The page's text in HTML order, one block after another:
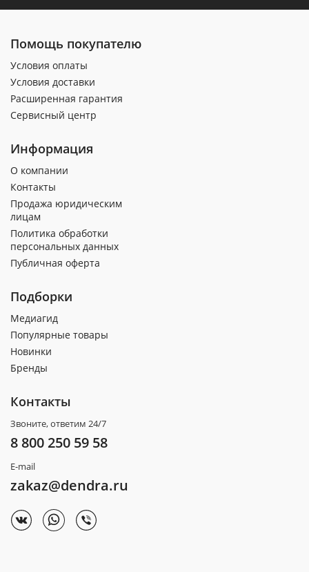
Помощь покупателю
Условия оплаты
Условия доставки
Расширенная гарантия
Сервисный центр
Информация
О компании
Контакты
Продажа юридическим
лицам
Политика обработки
персональных данных
Публичная оферта
Подборки
Медиагид
Популярные товары
Новинки
Бренды
Контакты
Звоните, ответим 24/7
8 800 250 59 58
E-mail
zakaz@dendra.ru